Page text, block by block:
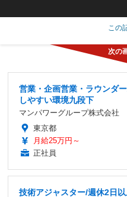
この
営業・企画営業・ラウンダ
しやすい環境九段下
マンパワーグループ株式会社
東京都
月給25万円～
正社員
技術アジャスター/週休2日